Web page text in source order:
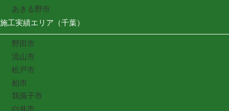
あきる野市
施工実績エリア（千葉）
野田市
流山市
松戸市
柏市
我孫子市
白井市